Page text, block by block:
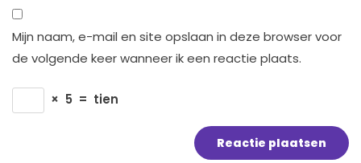
Mijn naam, e-mail en site opslaan in deze browser voor
de volgende keer wanneer ik een reactie plaats.
× 5 = tien